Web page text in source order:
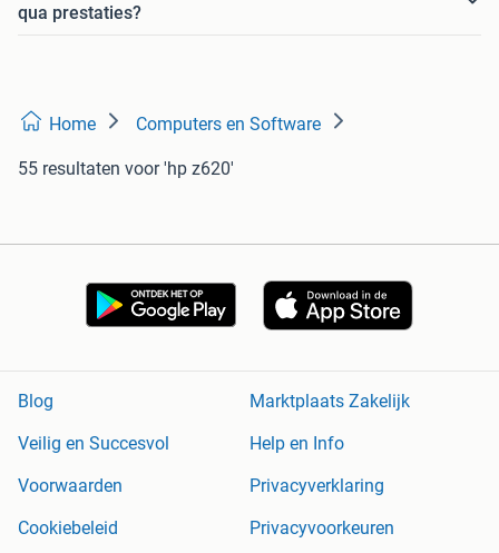
qua prestaties?
Home Computers en Software
55 resultaten voor 'hp z620'
Blog
Marktplaats Zakelijk
Veilig en Succesvol
Help en Info
Voorwaarden
Privacyverklaring
Cookiebeleid
Privacyvoorkeuren